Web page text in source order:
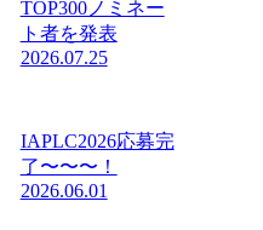
TOP300ノミネー
ト者を発表
2026.07.25
IAPLC2026応募完
了〜〜〜！
2026.06.01